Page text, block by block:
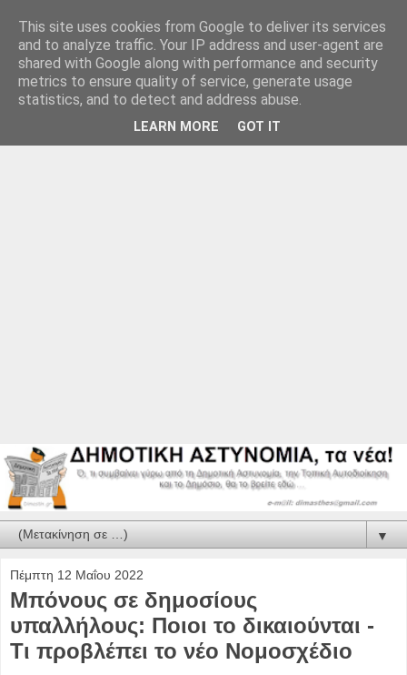
▼
Πέμπτη 12 Μαΐου 2022
Μπόνους σε δημoσίους
υπαλλήλους: Ποιοι το δικαιούνται -
Τι προβλέπει το νέο Νομοσχέδιο
This site uses cookies from Google to deliver its services
and to analyze traffic. Your IP address and user-agent are
shared with Google along with performance and security
metrics to ensure quality of service, generate usage
statistics, and to detect and address abuse.
LEARN MORE GOT IT